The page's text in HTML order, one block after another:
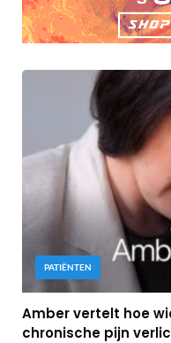
PATIËNTEN
Amber vertelt hoe
chronische pijn